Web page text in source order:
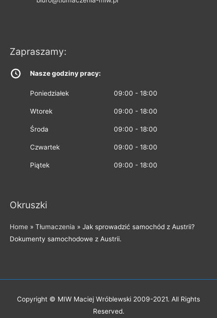
Zapraszamy:
Nasze godziny pracy:
Poniedziałek 09:00 - 18:00
Wtorek 09:00 - 18:00
Środa 09:00 - 18:00
Czwartek 09:00 - 18:00
Piątek 09:00 - 18:00
Okruszki
Home » Tłumaczenia » Jak sprowadzić samochód z Austrii?
Dokumenty samochodowe z Austrii.
Copyright © MIW Maciej Wróblewski 2009-2021. All Rights
Reserved.